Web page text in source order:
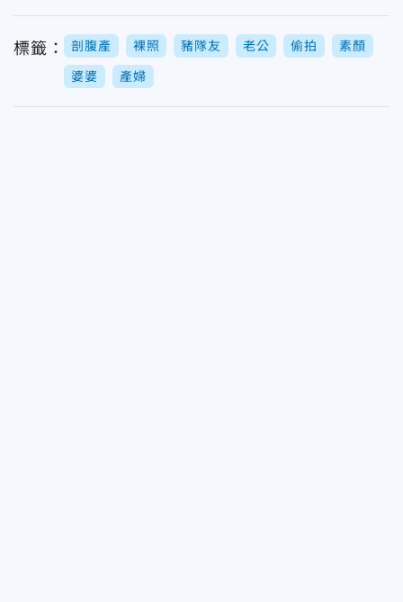
標籤： 剖腹產 裸照 豬隊友 老公 偷拍 素顏
婆婆 產婦